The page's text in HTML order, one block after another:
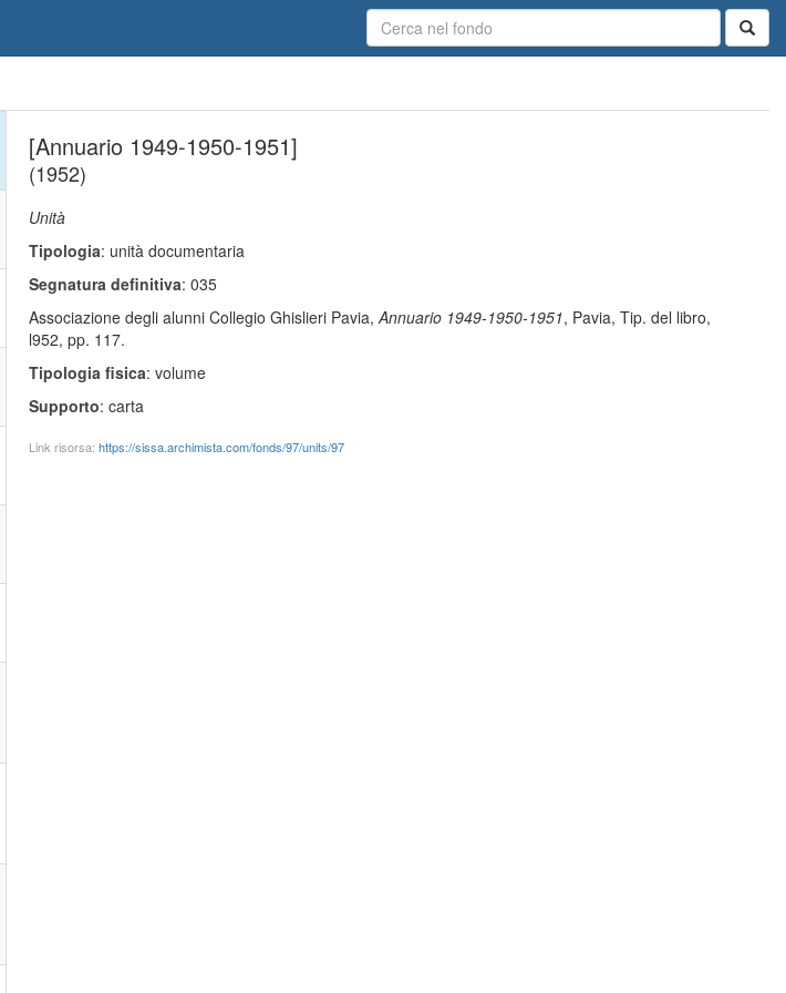
[Annuario 1949-1950-1951]
(1952)
Unità
Tipologia: unità documentaria
Segnatura definitiva: 035
Associazione degli alunni Collegio Ghislieri Pavia,Annuario 1949-1950-1951, Pavia, Tip. del libro,
l952, pp. 117.
Tipologia fisica: volume
Supporto: carta
Link risorsa:https://sissa.archimista.com/fonds/97/units/97